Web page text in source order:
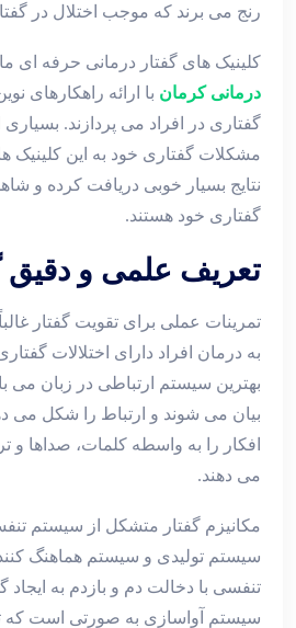
رنج می برند که موجب اختلال در
کلینیک های گفتار درمانی حرفه ای
درمانی کرمان با ارائه راهکارهای
گفتاری در افراد می پردازند.
مشکلات گفتاری خود به این کلینیک
نتایج بسیار خوبی دریافت کرده و
گفتاری خود هستند.
تعریف علمی و دقیق
تمرینات عملی برای تقویت گفتار
به درمان افراد دارای اختلالات
بهترین سیستم ارتباطی در زبان
بیان می شوند و ارتباط را شکل می
افکار را به واسطه کلمات، صداها و
می دهند.
مکانیزم گفتار متشکل از سیستم
سیستم تولیدی و سیستم هماهنگ
تنفسی با دخالت دم و بازدم به
سیستم آواسازی به صورتی است که